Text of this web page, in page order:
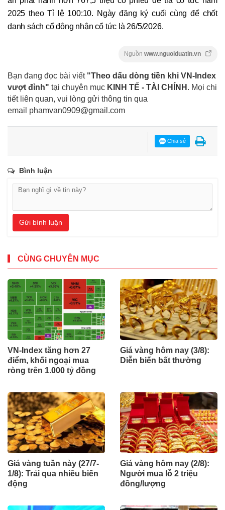
2025 theo Tỉ lệ 100:10. Ngày đăng ký cuối cùng để chốt
danh sách cổ đông nhận cổ tức là 26/5/2026.
Nguồn www.nguoiduatin.vn
Bạn đang đọc bài viết "Theo dấu dòng tiền khi VN-Index
vượt đỉnh" tại chuyên mục KINH TẾ - TÀI CHÍNH . Mọi chi
tiết liên quan, vui lòng gửi thông tin qua
email phamvan0909@gmail.com
Chia sẻ
Bình luận
Gửi bình luận
CÙNG CHUYÊN MỤC
VN-Index tăng hơn 27
điểm, khối ngoại mua
ròng trên 1.000 tỷ đồng
Giá vàng hôm nay (3/8):
Diễn biến bất thường
Giá vàng tuần này (27/7-
1/8): Trải qua nhiều biến
động
Giá vàng hôm nay (2/8):
Người mua lỗ 2 triệu
đồng/lượng